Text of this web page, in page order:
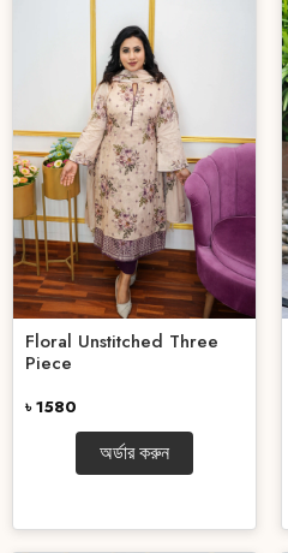
Floral Unstitched Three
Piece
৳ 1580
অর্ডার করুন